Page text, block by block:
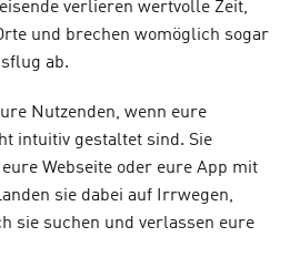
verlieren wertvolle Zeit,
und brechen womöglich sogar
ab.
Nutzenden, wenn eure
intuitiv gestaltet sind. Sie
Webseite oder eure App mit
sie dabei auf Irrwegen,
sie suchen und verlassen eure